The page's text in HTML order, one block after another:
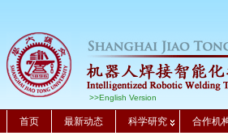
>>English Version
首页 最新动态 科学研究 合作机